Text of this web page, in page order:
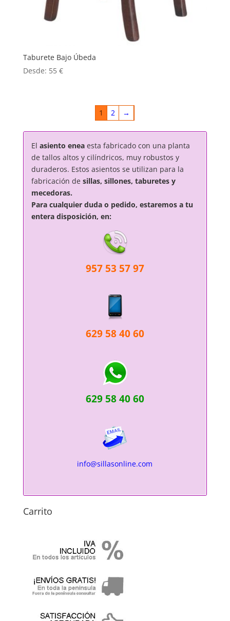
Taburete Bajo Úbeda
Desde: 55 €
1 2 →
El asiento eneaesta fabricado con una planta
de tallos altos y cilíndricos, muy robustos y
duraderos. Estos asientos se utilizan para la
fabricación de sillas, sillones, taburetes y
mecedoras.
Para cualquier duda o pedido, estaremos a tu
entera disposición, en:
957 53 57 97
629 58 40 60
629 58 40 60
info@sillasonline.com
Carrito